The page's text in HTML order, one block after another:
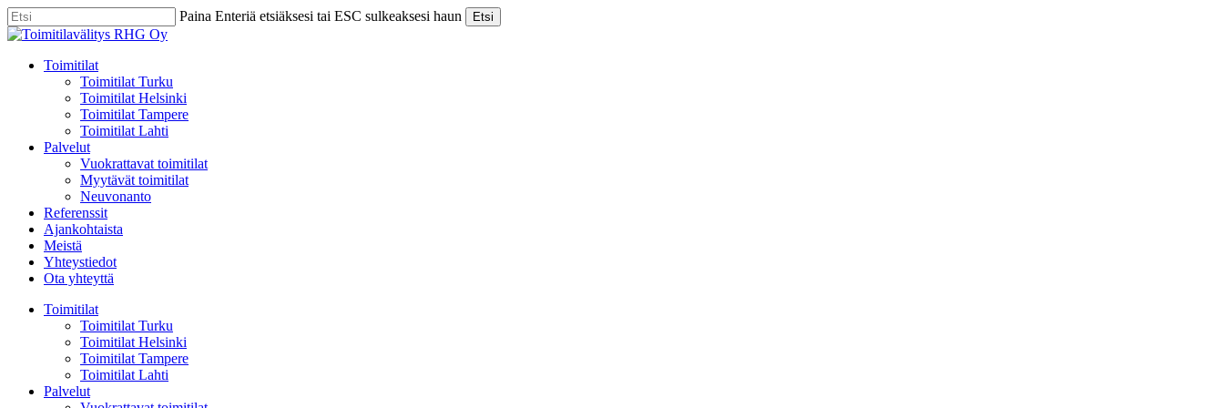
Skip
to
content
Paina Enteriä etsiäksesi tai ESC sulkeaksesi haun Etsi
Close
Menu
Toimitilat
Toimitilat Turku
Toimitilat Helsinki
Toimitilat Tampere
Toimitilat Lahti
Palvelut
Vuokrattavat toimitilat
Myytävät toimitilat
Neuvonanto
Referenssit
Ajankohtaista
Meistä
Yhteystiedot
Ota yhteyttä
Toimitilat
Toimitilat Turku
Toimitilat Helsinki
Toimitilat Tampere
Toimitilat Lahti
Palvelut